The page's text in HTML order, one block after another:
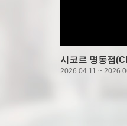
시코르 명동점
2026.04.11 ~